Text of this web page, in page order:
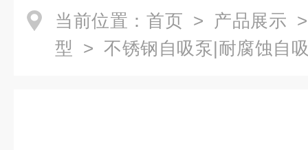
当前位置： 首页 > 产品展示
型 > 不锈钢自吸泵|耐腐蚀自